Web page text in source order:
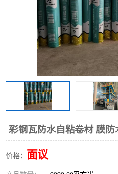
彩钢瓦防水自粘卷材 膜防
价格： 面议